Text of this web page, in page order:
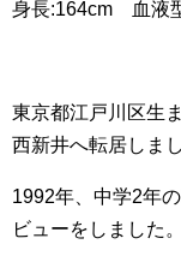
身長:164cm 血液
東京都江戸川区生
西新井へ転居しまし
1992年、中学2年
ビューをしました。